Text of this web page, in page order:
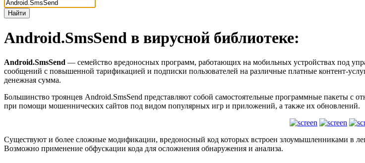
Найти
Android.SmsSend в вирусной библиотеке:
Android.SmsSend — семейство вредоносных программ, работающих на мобильных устройствах под
сообщений с повышенной тарификацией и подписки пользователей на различные платные контент-
денежная сумма.
Большинство троянцев Android.SmsSend представляют собой самостоятельные программные пакеты с
при помощи мошеннических сайтов под видом популярных игр и приложений, а также их обновлений.
Существуют и более сложные модификации, вредоносный код которых встроен злоумышленниками в
Возможно применение обфускации кода для осложнения обнаружения и анализа.